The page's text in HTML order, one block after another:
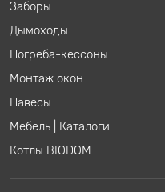
Заборы
Дымоходы
Погреба-кессоны
Монтаж окон
Навесы
Мебель
Каталоги
Котлы BIODOM